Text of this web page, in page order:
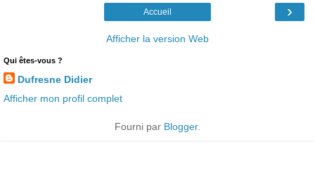
›
Accueil
Afficher la version Web
Qui êtes-vous ?
Dufresne Didier
Afficher mon profil complet
Fourni par Blogger.